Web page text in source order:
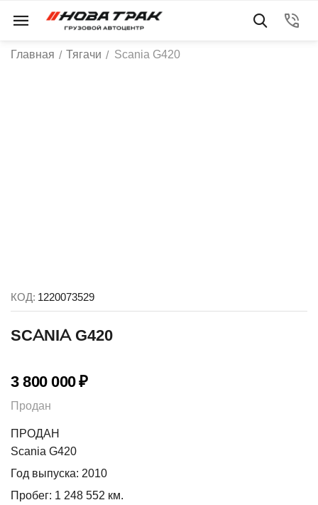
Главная / Тягачи / Scania G420
КОД: 1220073529
SCANIA G420
3 800 000₽
Продан
ПРОДАН
Scania G420
Год выпуска: 2010
Пробег: 1 248 552 км.